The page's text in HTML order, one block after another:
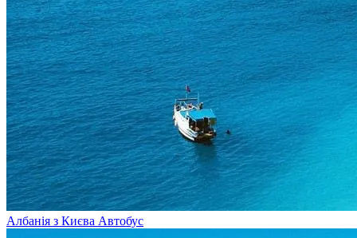
Албанія з Києва Автобус